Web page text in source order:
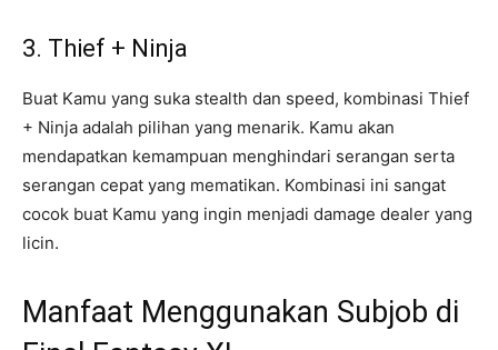
3. Thief + Ninja
Buat Kamu yang suka stealth dan speed, kombinasi Thief
+ Ninja adalah pilihan yang menarik. Kamu akan
mendapatkan kemampuan menghindari serangan serta
serangan cepat yang mematikan. Kombinasi ini sangat
cocok buat Kamu yang ingin menjadi damage dealer yang
licin.
Manfaat Menggunakan Subjob di